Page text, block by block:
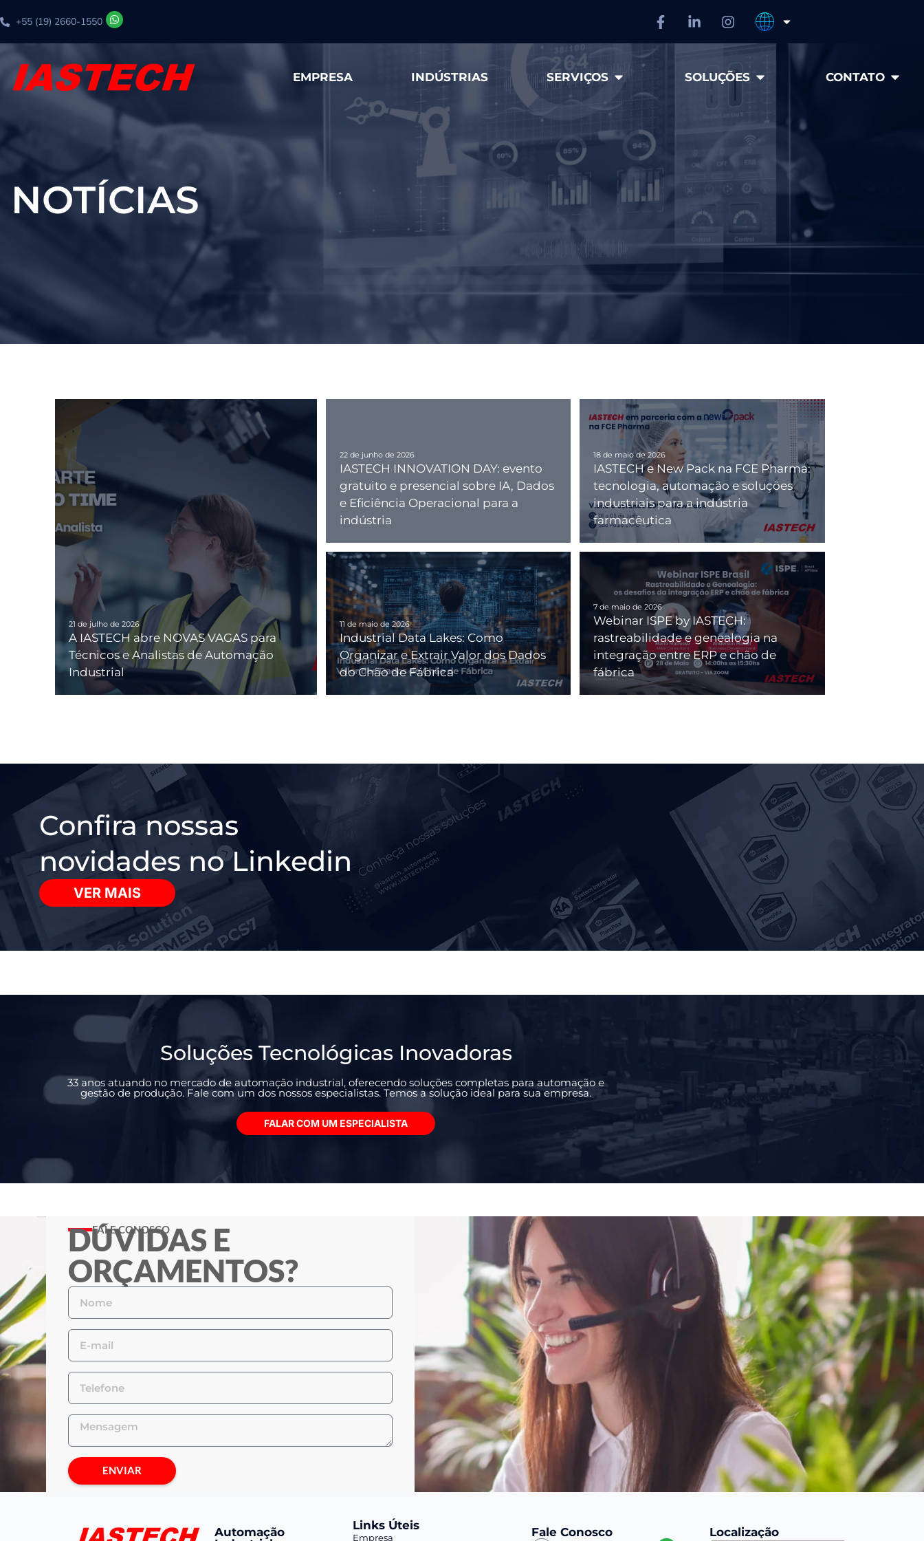
+55 (19) 2660-1550
EMPRESA INDÚSTRIAS SERVIÇOS SOLUÇÕES CONTATO
NOTÍCIAS
21 de julho de 2026
A IASTECH abre NOVAS VAGAS para
Técnicos e Analistas de Automação
Industrial
22 de junho de 2026
IASTECH INNOVATION DAY: evento
gratuito e presencial sobre IA, Dados
e Eficiência Operacional para a
indústria
18 de maio de 2026
IASTECH e New Pack na FCE Pharma:
tecnologia, automação e soluções
industriais para a indústria
farmacêutica
11 de maio de 2026
Industrial Data Lakes: Como
Organizar e Extrair Valor dos Dados
do Chão de Fábrica
7 de maio de 2026
Webinar ISPE by IASTECH:
rastreabilidade e genealogia na
integração entre ERP e chão de
fábrica
Confira nossas
novidades no Linkedin
VER MAIS
Soluções Tecnológicas Inovadoras
33 anos atuando no mercado de automação industrial, oferecendo soluções completas para automação e
gestão de produção. Fale com um dos nossos especialistas. Temos a solução ideal para sua empresa.
FALAR COM UM ESPECIALISTA
FALE CONOSCO
DÚVIDAS E
ORÇAMENTOS?
ENVIAR
Automação
Links Úteis
Empresa Fale Conosco Localização